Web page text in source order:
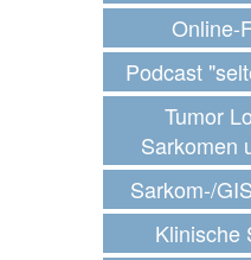
Online-
Podcast
Tumor
Sarkomen
Sarkom-/
Klinische